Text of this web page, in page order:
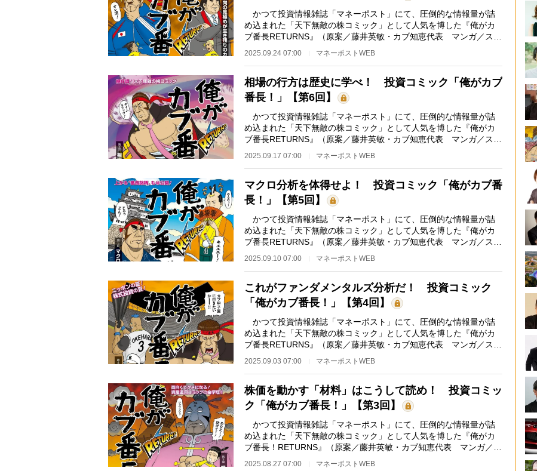
かつて投資情報雑誌「マネーポスト」にて、圧倒的な情報量が詰
め込まれた「天下無敵の株コミック」として人気を博した『俺がカ
ブ番長RETURNS』（原案／藤井英敏・カブ知恵代表 マンガ／スズ
2025.09.24 07:00 マネーポストWEB
相場の行方は歴史に学べ！ 投資コミック「俺がカブ
番長！」【第6回】
かつて投資情報雑誌「マネーポスト」にて、圧倒的な情報量が詰
め込まれた「天下無敵の株コミック」として人気を博した『俺がカ
ブ番長RETURNS』（原案／藤井英敏・カブ知恵代表 マンガ／スズ
2025.09.17 07:00 マネーポストWEB
マクロ分析を体得せよ！ 投資コミック「俺がカブ番
長！」【第5回】
かつて投資情報雑誌「マネーポスト」にて、圧倒的な情報量が詰
め込まれた「天下無敵の株コミック」として人気を博した『俺がカ
ブ番長RETURNS』（原案／藤井英敏・カブ知恵代表 マンガ／スズ
2025.09.10 07:00 マネーポストWEB
これがファンダメンタルズ分析だ！ 投資コミック
「俺がカブ番長！」【第4回】
かつて投資情報雑誌「マネーポスト」にて、圧倒的な情報量が詰
め込まれた「天下無敵の株コミック」として人気を博した『俺がカ
ブ番長RETURNS』（原案／藤井英敏・カブ知恵代表 マンガ／スズ
2025.09.03 07:00 マネーポストWEB
株価を動かす「材料」はこうして読め！ 投資コミッ
ク「俺がカブ番長！」【第3回】
かつて投資情報雑誌「マネーポスト」にて、圧倒的な情報量が詰
め込まれた「天下無敵の株コミック」として人気を博した『俺がカ
ブ番長！RETURNS』（原案／藤井英敏・カブ知恵代表 マンガ／ス
2025.08.27 07:00 マネーポストWEB